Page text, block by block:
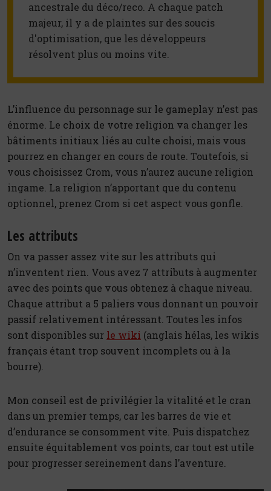
ancestrale du déco/reco. A chaque patch
majeur, il y a de plaintes sur des soucis
d'optimisation, que les développeurs
résolvent plus ou moins vite.
L’influence du personnage sur le gameplay n’est pas
énorme. Le choix de votre religion va changer les
bâtiments initiaux liés au culte choisi, mais vous
pourrez en changer en cours de route. Toutefois, si
vous choisissez Crom, vous n’aurez aucune religion
ingame. La religion n’apportant que du contenu
optionnel, prenez Crom si cet aspect vous gonfle.
Les attributs
On va passer assez vite sur les attributs qui
n’inventent rien. Vous avez 7 attributs à augmenter
avec des points que vous obtenez à chaque niveau.
Chaque attribut a 5 paliers vous donnant un pouvoir
passif relativement intéressant. Toutes les infos
sont disponibles sur le wiki (anglais hélas, les wikis
français étant trop souvent incomplets ou à la
bourre).
Mon conseil est de privilégier la vitalité et le cran
dans un premier temps, car les barres de vie et
d’endurance se consomment vite. Puis dispatchez
ensuite équitablement vos points, car tout est utile
pour progresser sereinement dans l’aventure.